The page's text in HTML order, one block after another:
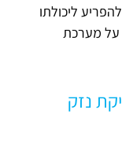
ליכולתו
על מערכת
נזק